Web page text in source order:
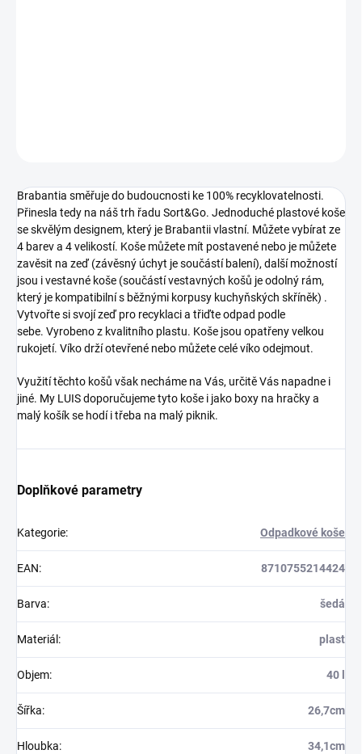
Brabantia směřuje do budoucnosti ke 100% recyklovatelnosti.
Přinesla tedy na náš trh řadu Sort&Go. Jednoduché plastové koše
se skvělým designem, který je Brabantii vlastní. Můžete vybírat ze
4 barev a 4 velikostí. Koše můžete mít postavené nebo je můžete
zavěsit na zeď (závěsný úchyt je součástí balení), další možností
jsou i vestavné koše (součástí vestavných košů je odolný rám,
který je kompatibilní s běžnými korpusy kuchyňských skříněk) .
Vytvořte si svojí zeď pro recyklaci a třiďte odpad podle
sebe. Vyrobeno z kvalitního plastu. Koše jsou opatřeny velkou
rukojetí. Víko drží otevřené nebo můžete celé víko odejmout.
Využití těchto košů však necháme na Vás, určitě Vás napadne i
jiné. My LUIS doporučujeme tyto koše i jako boxy na hračky a
malý košík se hodí i třeba na malý piknik.
Doplňkové parametry
Kategorie: Odpadkové koše
EAN: 8710755214424
Barva: šedá
Materiál : plast
Objem: 40 l
Šířka: 26,7cm
Hloubka: 34,1cm